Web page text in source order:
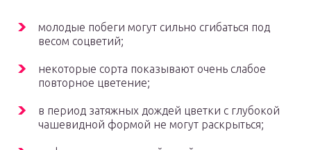
молодые побеги могут сильно сгибаться под
весом соцветий;
некоторые сорта показывают очень слабое
повторное цветение;
в период затяжных дождей цветки с глубокой
чашевидной формой не могут раскрыться;